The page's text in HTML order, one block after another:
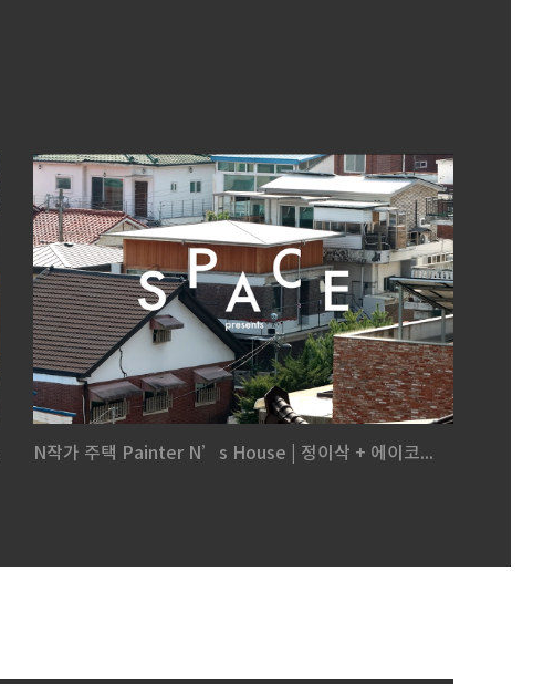
N작가 주택 Painter N’s House | 정이삭 + 에이코...